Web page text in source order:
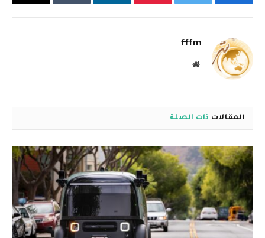
فيسبوك تويتر بينتيريستلينكدإن Tumblr
البريد
fffm
موقع
المقالات ذات الصلة